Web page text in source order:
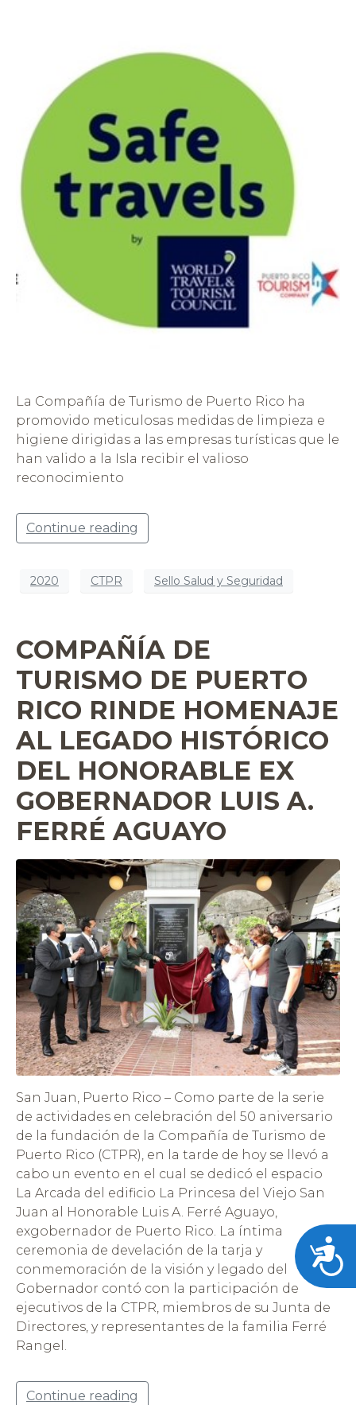
La Compañía de Turismo de Puerto Rico ha
promovido meticulosas medidas de limpieza e
higiene dirigidas a las empresas turísticas que le
han valido a la Isla recibir el valioso
reconocimiento
Continue reading
2020 CTPR Sello Salud y Seguridad
COMPAÑÍA DE
TURISMO DE PUERTO
RICO RINDE HOMENAJE
AL LEGADO HISTÓRICO
DEL HONORABLE EX
GOBERNADOR LUIS A.
FERRÉ AGUAYO
San Juan, Puerto Rico – Como parte de la serie
de actividades en celebración del 50 aniversario
de la fundación de la Compañía de Turismo de
Puerto Rico (CTPR), en la tarde de hoy se llevó a
cabo un evento en el cual se dedicó el espacio
La Arcada del edificio La Princesa del Viejo San
Juan al Honorable Luis A. Ferré Aguayo,
exgobernador de Puerto Rico. La íntima
ceremonia de develación de la tarja y
conmemoración de la visión y legado del
Gobernador contó con la participación de
ejecutivos de la CTPR, miembros de su Junta de
Directores, y representantes de la familia Ferré
Rangel.
Continue reading